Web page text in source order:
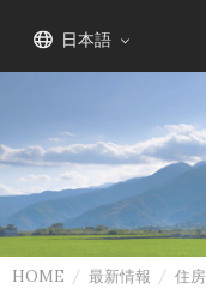
日本語
HOME 最新情報 住